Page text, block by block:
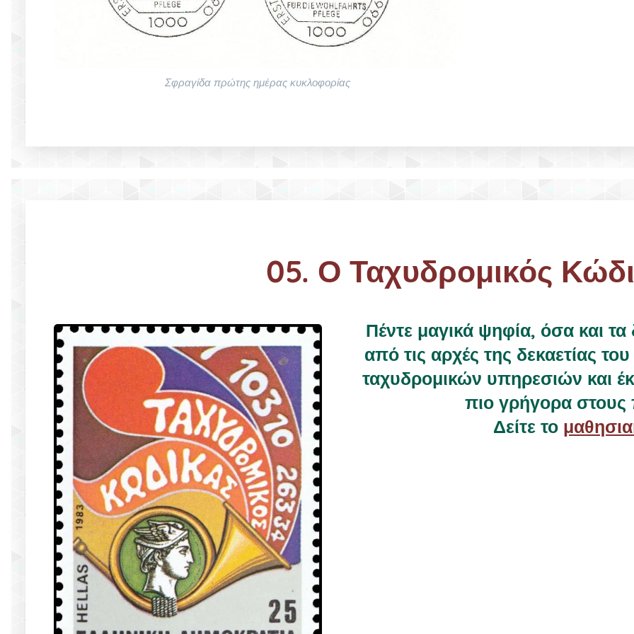
Σφραγίδα πρώτης ημέρας κυκλοφορίας
05. Ο Ταχυδρομικός
Πέντε μαγικά ψηφία, όσα και
από τις αρχές της δεκαετίας
ταχυδρομικών υπηρεσιών και
πιο γρήγορα στους
Δείτε το